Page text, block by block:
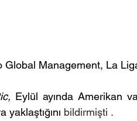
Global Management, La
Eylül ayında Amerikan
yaklaştığını bildirmişti .